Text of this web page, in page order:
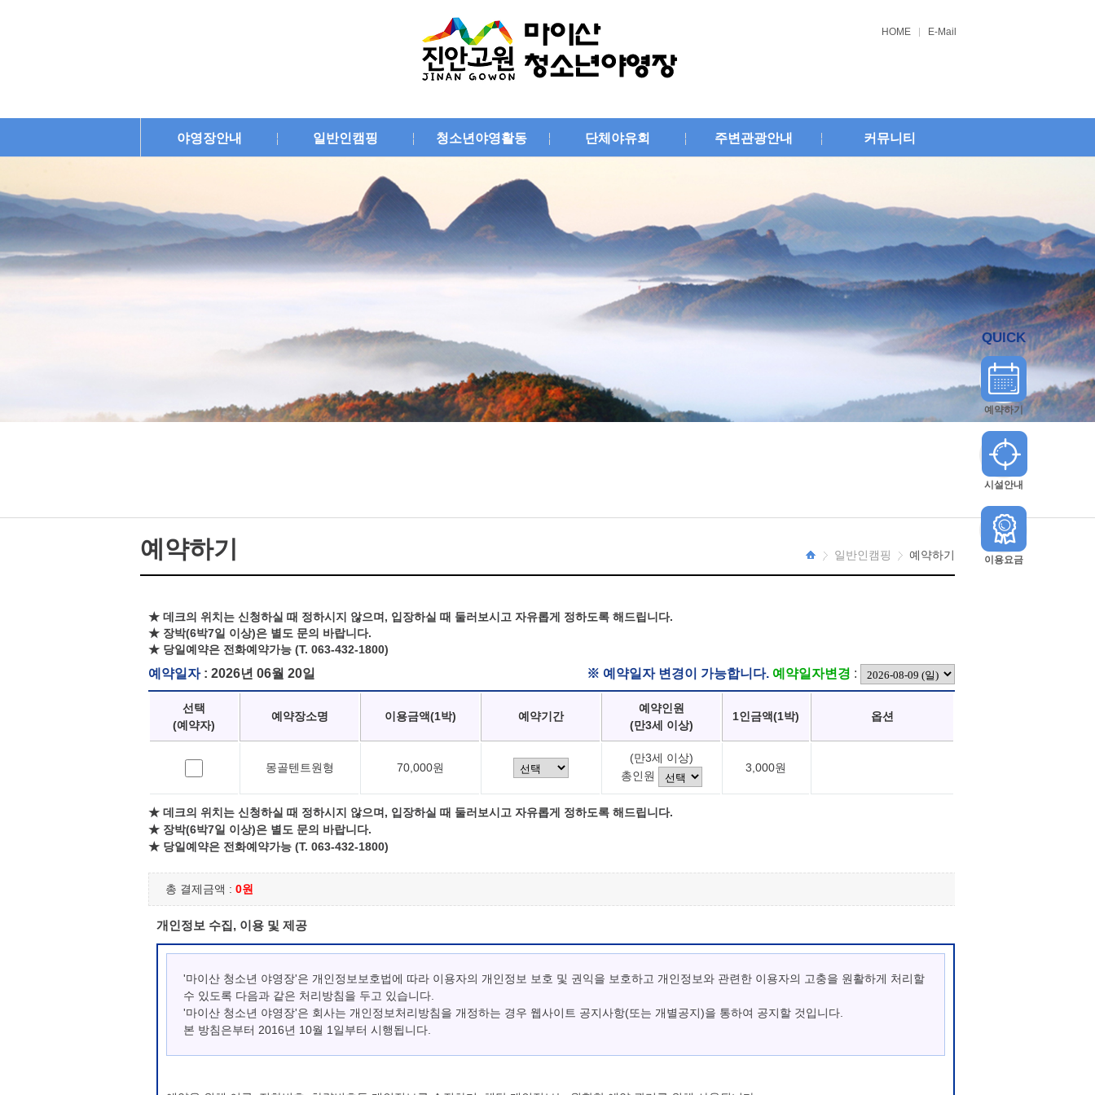
HOME E-Mail
야영장안내 일반인캠핑 청소년야영활동 단체야유회 주변관광안내 커뮤니티
예약하기 일반인캠핑 예약하기
★ 데크의 위치는 신청하실 때 정하시지 않으며, 입장하실 때 둘러보시고 자유롭게 정하도록 해드립니다.
★ 장박(6박7일 이상)은 별도 문의 바랍니다.
★ 당일예약은 전화예약가능 (T. 063-432-1800)
예약일자: 2026년 06월 20일 ※ 예약일자 변경이 가능합니다. 예약일자변경 :
선택
(예약자)
예약장소명 이용금액(1박) 예약기간
예약인원
(만3세 이상)
1인금액(1박) 옵션
몽골텐트원형 70,000원
(만3세 이상)
총인원
3,000원
★ 데크의 위치는 신청하실 때 정하시지 않으며, 입장하실 때 둘러보시고 자유롭게 정하도록 해드립니다.
★ 장박(6박7일 이상)은 별도 문의 바랍니다.
★ 당일예약은 전화예약가능 (T. 063-432-1800)
총 결제금액 : 0원
개인정보 수집, 이용 및 제공
'마이산 청소년 야영장'은 개인정보보호법에 따라 이용자의 개인정보 보호 및 권익을 보호하고 개인정보와 관련한 이용자의 고충을 원활하게 처리할
수 있도록 다음과 같은 처리방침을 두고 있습니다.
'마이산 청소년 야영장'은 회사는 개인정보처리방침을 개정하는 경우 웹사이트 공지사항(또는 개별공지)을 통하여 공지할 것입니다.
본 방침은부터 2016년 10월 1일부터 시행됩니다.
QUICK
예약하기
시설안내
이용요금